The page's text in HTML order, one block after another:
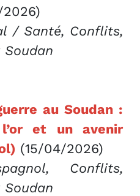
/ Santé, Conflits,
Soudan
au Soudan :
et un avenir
(15/04/2026)
Conflits,
Soudan